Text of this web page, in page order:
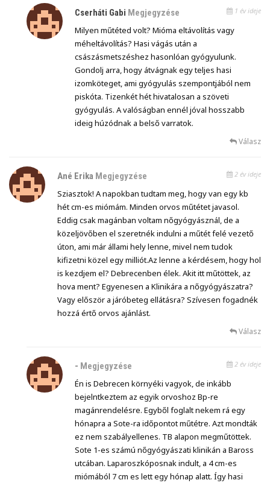
Cserháti Gabi Megjegyzése 1 év ideje
Milyen műtéted volt? Mióma eltávolítás vagy
méheltávolítás? Hasi vágás után a
császásmetszéshez hasonlóan gyógyulunk.
Gondolj arra, hogy átvágnak egy teljes hasi
izomköteget, ami gyógyulás szempontjából nem
piskóta. Tizenkét hét hivatalosan a szöveti
gyógyulás. A valóságban ennél jóval hosszabb
ideig húzódnak a belső varratok.
Válasz
Ané Erika Megjegyzése 2 év ideje
Sziasztok! A napokban tudtam meg, hogy van egy kb
hét cm-es miómám. Minden orvos műtétet javasol.
Eddig csak magánban voltam nőgyógyásznál, de a
közeljövőben el szeretnék indulni a műtét felé vezető
úton, ami már állami hely lenne, mivel nem tudok
kifizetni közel egy milliót.Az lenne a kérdésem, hogy hol
is kezdjem el? Debrecenben élek. Akit itt műtöttek, az
hova ment? Egyenesen a Klinikára a nőgyógyászatra?
Vagy először a járóbeteg ellátásra? Szívesen fogadnék
hozzá értő orvos ajánlást.
Válasz
- Megjegyzése 2 év ideje
Én is Debrecen környéki vagyok, de inkább
bejelntkeztem az egyik orvoshoz Bp-re
magánrendelésre. Egyből foglalt nekem rá egy
hónapra a Sote-ra időpontot műtétre. Azt mondták
ez nem szabályellenes. TB alapon megműtöttek.
Sote 1-es számú nőgyógyászati klinikán a Baross
utcában. Laparoszkóposnak indult, a 4 cm-es
miómából 7 cm es lett egy hónap alatt. Így hasi